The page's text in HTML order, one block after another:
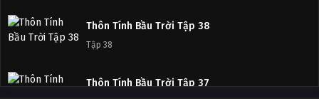
Thôn Tính Bầu Trời Tập 38
Tập 38
Thôn Tính Bầu Trời Tập 37